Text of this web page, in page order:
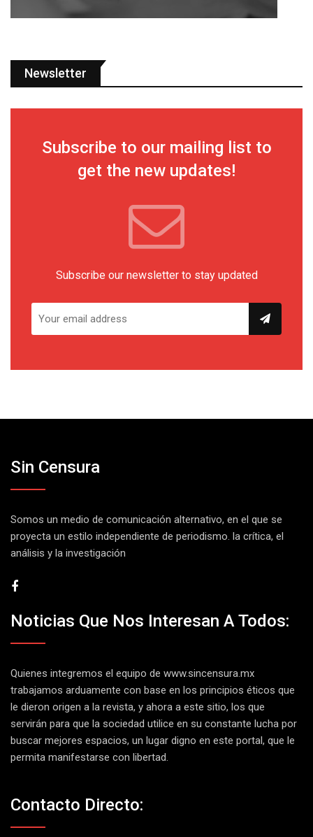
Newsletter
Subscribe to our mailing list to
get the new updates!
Subscribe our newsletter to stay updated
Sin Censura
Somos un medio de comunicación alternativo, en el que se
proyecta un estilo independiente de periodismo. la crítica, el
análisis y la investigación
Noticias Que Nos Interesan A Todos:
Quienes integremos el equipo de www.sincensura.mx
trabajamos arduamente con base en los principios éticos que
le dieron origen a la revista, y ahora a este sitio, los que
servirán para que la sociedad utilice en su constante lucha por
buscar mejores espacios, un lugar digno en este portal, que le
permita manifestarse con libertad.
Contacto Directo: